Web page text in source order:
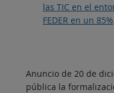
las TIC en el
FEDER en un
Anuncio de 20 de
pública la